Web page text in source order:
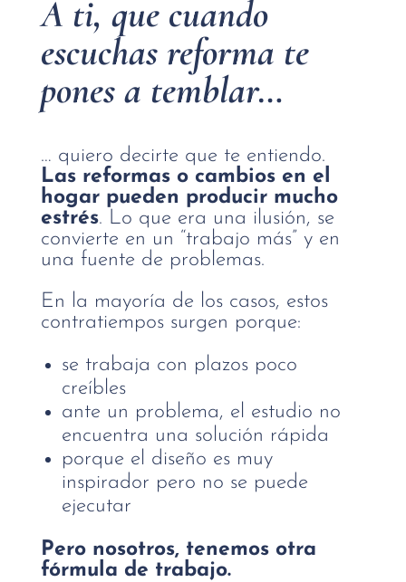
A ti, que cuando
escuchas reforma te
pones a temblar…
… quiero decirte que te entiendo.
Las reformas o cambios en el
hogar pueden producir mucho
estrés. Lo que era una ilusión, se
convierte en un “trabajo más” y en
una fuente de problemas.
En la mayoría de los casos, estos
contratiempos surgen porque:
se trabaja con plazos poco
creíbles
ante un problema, el estudio no
encuentra una solución rápida
porque el diseño es muy
inspirador pero no se puede
ejecutar
Pero nosotros, tenemos otra
fórmula de trabajo.